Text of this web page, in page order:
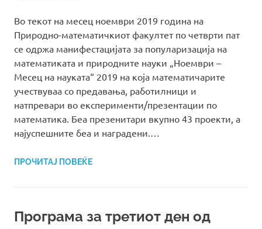
Во текот на месец ноември 2019 година на
Природно-математичкиот факултет по четврти пат
се одржа манифестацијата за популаризација на
математиката и природните науки „Ноември –
Месец на науката“ 2019 на која математичарите
учествуваа со предавања, работилници и
натпревари во експерименти/презентации по
математика. Беа презенитари вкупно 43 проекти, а
најуспешните беа и наградени.…
ПРОЧИТАЈ ПОВЕЌЕ
Програма за третиот ден од